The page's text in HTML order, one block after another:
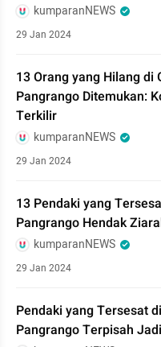
kumparanNEWS
29 Jan 2024
13 Orang yang Hilang di
Pangrango Ditemukan:
Terkilir
kumparanNEWS
29 Jan 2024
13 Pendaki yang
Pangrango Hendak
kumparanNEWS
29 Jan 2024
Pendaki yang Tersesat
Pangrango Terpisah